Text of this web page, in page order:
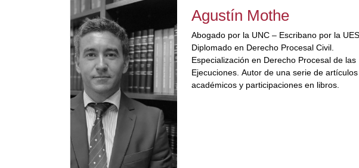
Agustín Mothe
Abogado por la UNC – Escribano por la
Diplomado en Derecho Procesal Civil.
Especialización en Derecho Procesal de las
Ejecuciones. Autor de una serie de artículos
académicos y participaciones en libros.